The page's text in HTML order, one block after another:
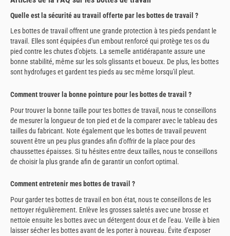
Quelle est la sécurité au travail offerte par les bottes de travail ?
Les bottes de travail offrent une grande protection à tes pieds pendant le
travail. Elles sont équipées d'un embout renforcé qui protège tes os du
pied contre les chutes d'objets. La semelle antidérapante assure une
bonne stabilité, même sur les sols glissants et boueux. De plus, les bottes
sont hydrofuges et gardent tes pieds au sec même lorsqu'il pleut.
Comment trouver la bonne pointure pour les bottes de travail ?
Pour trouver la bonne taille pour tes bottes de travail, nous te conseillons
de mesurer la longueur de ton pied et de la comparer avec le tableau des
tailles du fabricant. Note également que les bottes de travail peuvent
souvent être un peu plus grandes afin d'offrir de la place pour des
chaussettes épaisses. Si tu hésites entre deux tailles, nous te conseillons
de choisir la plus grande afin de garantir un confort optimal.
Comment entretenir mes bottes de travail ?
Pour garder tes bottes de travail en bon état, nous te conseillons de les
nettoyer régulièrement. Enlève les grosses saletés avec une brosse et
nettoie ensuite les bottes avec un détergent doux et de l'eau. Veille à bien
laisser sécher les bottes avant de les porter à nouveau. Évite d'exposer